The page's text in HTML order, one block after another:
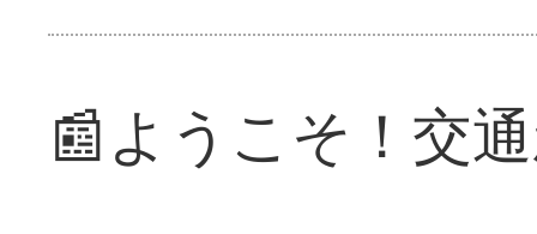
📰ようこそ！交